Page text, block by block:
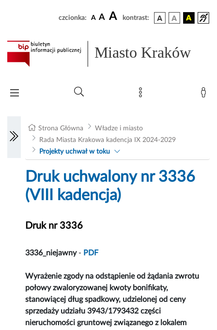
czcionka: A A A kontrast:
Miasto Kraków
Strona Główna
Władze i miasto
Rada Miasta Krakowa kadencja IX 2024-2029
Projekty uchwał w toku
Druk uchwalony nr 3336
(VIII kadencja)
Druk nr 3336
3336_niejawny- PDF
Wyrażenie zgody na odstąpienie od żądania zwrotu
połowy zwaloryzowanej kwoty bonifikaty,
stanowiącej dług spadkowy, udzielonej od ceny
sprzedaży udziału 3943/1793432 części
nieruchomości gruntowej związanego z lokalem